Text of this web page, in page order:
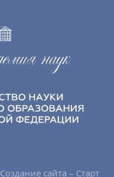
Создание сайта – Старт